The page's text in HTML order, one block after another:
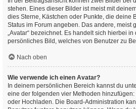
stehen. Eines dieser Bilder ist meist mit
dies Sterne, Kästchen oder Punkte, die deine
Status im Forum angeben. Das andere, meist
„Avatar“ bezeichnet. Es handelt sich hierbei
persönliches Bild, welches von Benutzer zu
Nach oben
Wie verwende ich einen Avatar?
In deinem persönlichen Bereich kannst du
eine der folgenden vier Methoden hinzufügen:
oder Hochladen. Die Board-Administration